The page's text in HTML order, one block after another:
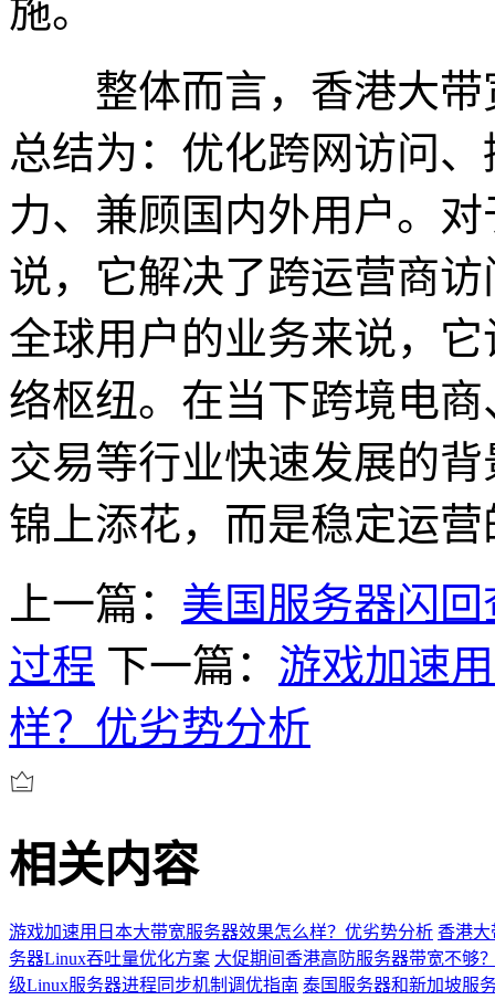
施。
整体而言，香港大带
总结为：优化跨网访问
力、兼顾国内外用户。
说，它解决了跨运营商
全球用户的业务来说，
络枢纽。在当下跨境电
交易等行业快速发展的
锦上添花，而是稳定运
上一篇： 美国服务器闪
过程 下一篇： 游戏加速
样？优劣势分析
相关内容
游戏加速用日本大带宽服务器效果怎么样？优劣势分析 香港
务器Linux吞吐量优化方案 大促期间香港高防服务器带宽不够
级Linux服务器进程同步机制调优指南 泰国服务器和新加坡服